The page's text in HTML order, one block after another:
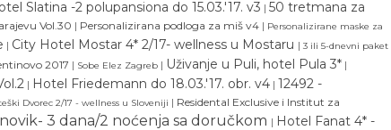
Slatina -2 polupansiona do 15.03.'17. v3 | 50 tretmana za
Vol.30 | Personalizirana podloga za miš v4 | Personalizirane maske za
| City Hotel Mostar 4* 2/17- wellness u Mostaru | 3 ili 5-dnevni paket
2017 | Sobe Elez Zagreb | Uživanje u Puli, hotel Pula 3* |
| Hotel Friedemann do 18.03.'17. obr. v4 | 12492 -
Dvorec 2/17 - wellness u Sloveniji | Residental Exclusive i Institut za
3 dana/2 noćenja sa doručkom | Hotel Fanat 4* -